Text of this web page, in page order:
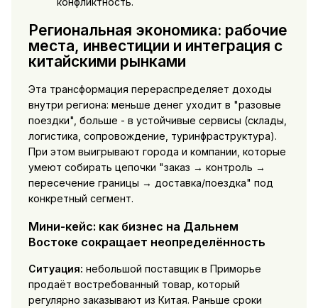
Региональная экономика: рабочие
места, инвестиции и интеграция с
китайскими рынками
Эта трансформация перераспределяет доходы
внутри региона: меньше денег уходит в "разовые
поездки", больше - в устойчивые сервисы (склады,
логистика, сопровождение, туринфраструктура).
При этом выигрывают города и компании, которые
умеют собирать цепочки "заказ → контроль →
пересечение границы → доставка/поездка" под
конкретный сегмент.
Мини-кейс: как бизнес на Дальнем
Востоке сокращает неопределённость
Ситуация: небольшой поставщик в Приморье
продаёт востребованный товар, который
регулярно заказывают из Китая. Раньше сроки